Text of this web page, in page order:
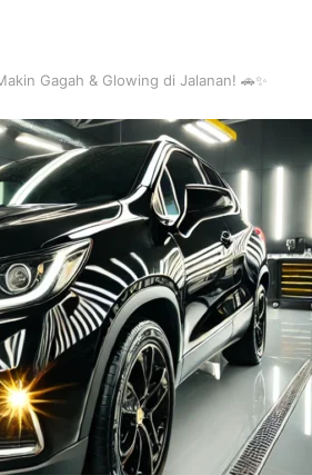
Gagah & Glowing di Jalanan! 🚗✨